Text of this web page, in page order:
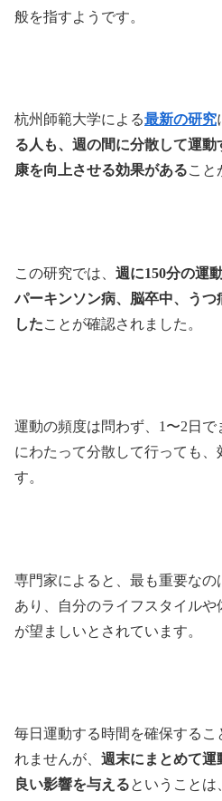
般を指すようです。
杭州師範大学による最新の研究
る人も、週の間に分散して運
康を向上させる効果があること
この研究では、 週に150分の運
パーキンソン病、脳卒中、う
したことが確認されました。
運動の頻度は問わず、1〜2日
にわたって分散して行っても
す。
専門家によると、最も重要なの
あり、自分のライフスタイル
が望ましいとされています。
毎日運動する時間を確保する
れませんが、 週末にまとめて運
良い影響を与えるということは